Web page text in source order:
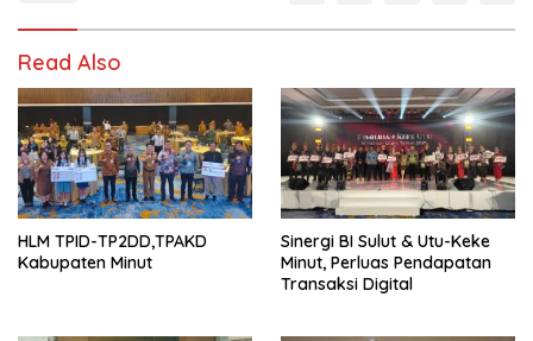
Read Also
HLM TPID-TP2DD,TPAKD
Kabupaten Minut
Sinergi BI Sulut & Utu-Keke
Minut, Perluas Pendapatan
Transaksi Digital